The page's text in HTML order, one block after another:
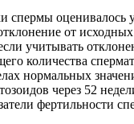
от
учитывать
количества
нормальных
через 52
фертильности